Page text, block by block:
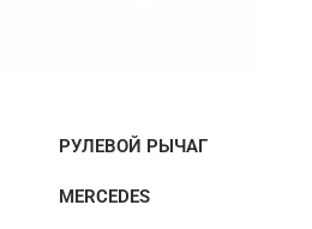
РУЛЕВОЙ РЫЧАГ
MERCEDES